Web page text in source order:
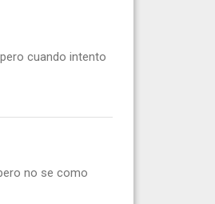
cuando intento
no se como